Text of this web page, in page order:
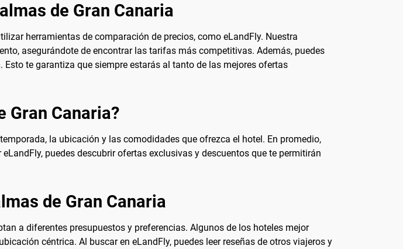
de Gran Canaria
herramientas de comparación de precios, como eLandFly. Nuestra
asegurándote de encontrar las tarifas más competitivas. Además, puedes
te garantiza que siempre estarás al tanto de las mejores ofertas
Gran Canaria?
la ubicación y las comodidades que ofrezca el hotel. En promedio,
puedes descubrir ofertas exclusivas y descuentos que te permitirán
de Gran Canaria
a diferentes presupuestos y preferencias. Algunos de los hoteles mejor
céntrica. Al buscar en eLandFly, puedes leer reseñas de otros viajeros y